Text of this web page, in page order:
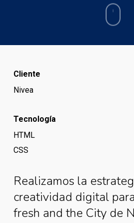
Cliente
Nivea
Tecnología
HTML
CSS
Realizamos la
creatividad digital
fresh and the City de